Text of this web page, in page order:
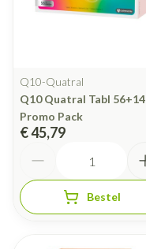
Q10-Quatral
Q10 Quatral Tabl 56+14
Promo Pack
€ 45,79
Bestel